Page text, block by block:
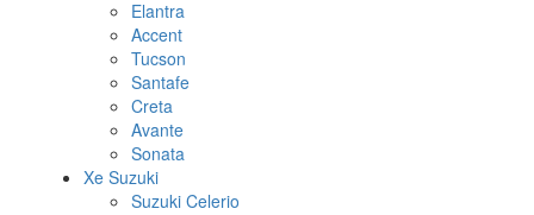
Elantra
Accent
Tucson
Santafe
Creta
Avante
Sonata
Xe Suzuki
Suzuki Celerio